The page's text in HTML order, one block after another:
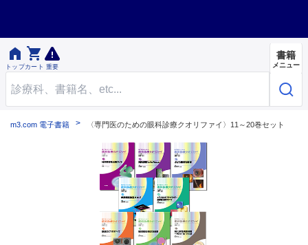

トップ

カート 重要
書籍
メニュー
m3.com 電子書籍 〈専門医のための眼科診療クオリファイ〉11～20巻セット